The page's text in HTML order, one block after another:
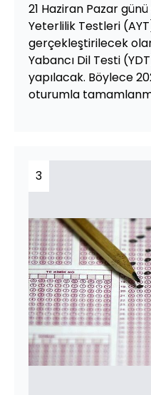
21 Haziran Pazar
Yeterlilik Testleri
gerçekleştirilecek
Yabancı Dil Testi
yapılacak. Böylece
oturumla
3